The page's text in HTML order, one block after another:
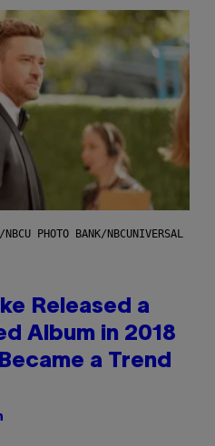
PHOTO BANK/NBCUNIVERSAL
Released a
Album in 2018
a Trend